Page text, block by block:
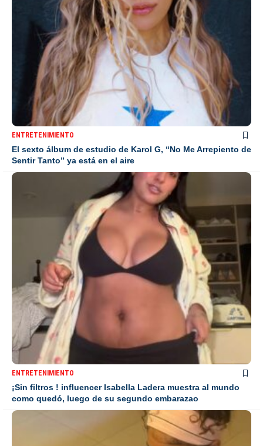
ENTRETENIMIENTO
El sexto álbum de estudio de Karol G, “No Me Arrepiento de
Sentir Tanto” ya está en el aire
ENTRETENIMIENTO
¡Sin filtros ! influencer Isabella Ladera muestra al mundo
como quedó, luego de su segundo embarazao